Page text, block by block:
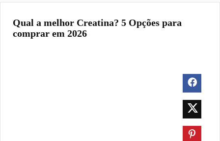
Qual a melhor Creatina? 5 Opções para
comprar em 2026